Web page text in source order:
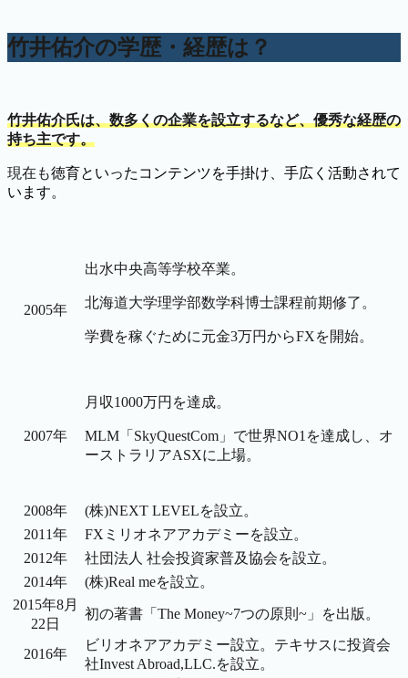
竹井佑介の学歴・経歴は？
竹井佑介氏は、数多くの企業を設立するなど、優秀な経歴の
持ち主です。
現在も徳育といったコンテンツを手掛け、手広く活動されて
います。
2005年
出水中央高等学校卒業。
北海道大学理学部数学科博士課程前期修了。
学費を稼ぐために元金3万円からFXを開始。
2007年
月収1000万円を達成。
MLM「SkyQuestCom」で世界NO1を達成し、オ
ーストラリアASXに上場。
2008年
(株)NEXT LEVELを設立。
2011年
FXミリオネアアカデミーを設立。
2012年
社団法人 社会投資家普及協会を設立。
2014年
(株)Real meを設立。
2015年8月
22日
初の著書「The Money~7つの原則~」を出版。
2016年
ビリオネアアカデミー設立。テキサスに投資会
社Invest Abroad,LLC.を設立。